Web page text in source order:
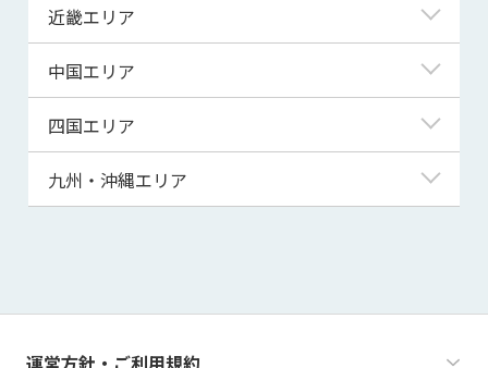
秋田県
山形県
千葉県
茨城県
群馬県
富山県
福井県
山梨県
長野県
岐阜県
静岡県
三重県
近畿エリア
滋賀県
京都府
大阪府
兵庫県
和歌山県
中国エリア
鳥取県
島根県
山口県
四国エリア
徳島県
高知県
九州・沖縄エリア
運営方針・ご利用規約